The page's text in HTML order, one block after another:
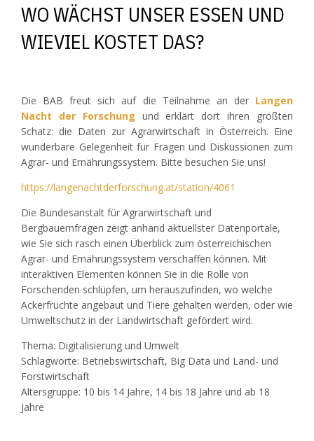
WO WÄCHST UNSER ESSEN UND
WIEVIEL KOSTET DAS?
Die BAB freut sich auf die Teilnahme an der Langen
Nacht der Forschung und erklärt dort ihren größten
Schatz: die Daten zur Agrarwirtschaft in Österreich. Eine
wunderbare Gelegenheit für Fragen und Diskussionen zum
Agrar- und Ernährungssystem. Bitte besuchen Sie uns!
https://langenachtderforschung.at/station/4061
Die Bundesanstalt für Agrarwirtschaft und
Bergbauernfragen zeigt anhand aktuellster Datenportale,
wie Sie sich rasch einen Überblick zum österreichischen
Agrar- und Ernährungssystem verschaffen können. Mit
interaktiven Elementen können Sie in die Rolle von
Forschenden schlüpfen, um herauszufinden, wo welche
Ackerfrüchte angebaut und Tiere gehalten werden, oder wie
Umweltschutz in der Landwirtschaft gefördert wird.
Thema: Digitalisierung und Umwelt
Schlagworte: Betriebswirtschaft, Big Data und Land- und
Forstwirtschaft
Altersgruppe: 10 bis 14 Jahre, 14 bis 18 Jahre und ab 18
Jahre